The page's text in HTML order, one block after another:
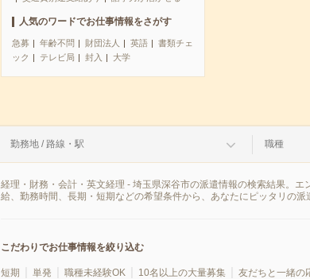
人気のワードでお仕事情報をさがす
急募 年齢不問 財団法人 英語
書類チェ
ック
テレビ局 封入 大学
勤務地 / 路線・駅 職種
経理・財務・会計・英文経理 - 埼玉県深谷市の派遣情報の検索結果。
給、勤務時間、長期・短期などの希望条件から、あなたにピッタリの
こだわりでお仕事情報を絞り込む
短期 単発 職種未経験OK 10名以上の大量募集 友だちと一緒の